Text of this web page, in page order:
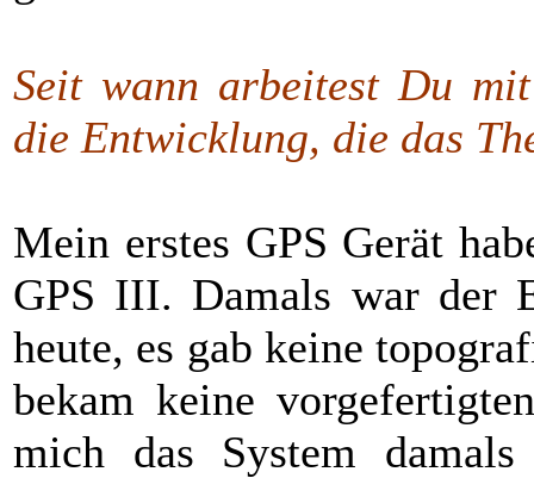
Seit wann arbeitest Du
die Entwicklung, die das
Mein erstes GPS Gerät
GPS III. Damals war der
heute, es gab keine
bekam keine
mich das System